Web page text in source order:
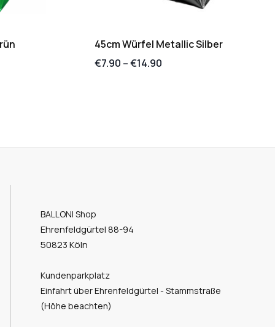
45cm Würfel Metallic Silber
€7.90 –€14.90
BALLONI Shop
Ehrenfeldgürtel 88-94
50823 Köln
Kundenparkplatz
Einfahrt über Ehrenfeldgürtel - Stammstraße
(Höhe beachten)